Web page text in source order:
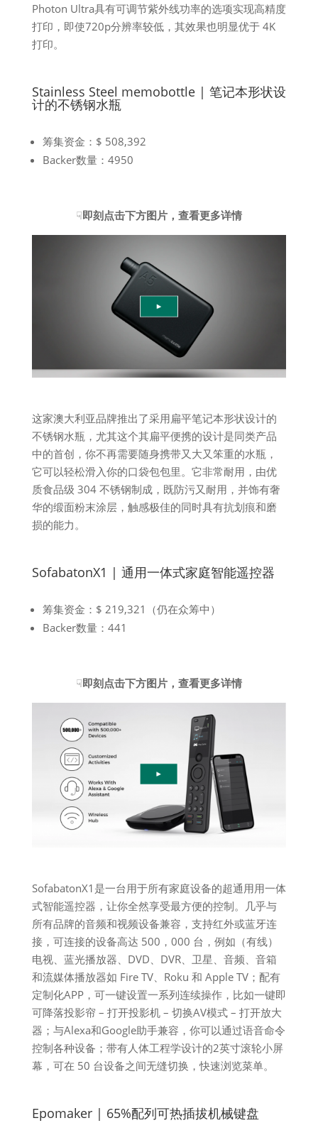
Photon Ultra具有可调节紫外线功率的选项实现高精度
打印，即使720p分辨率较低，其效果也明显优于 4K
打印。
Stainless Steel memobottle | 笔记本形状设
计的不锈钢水瓶
筹集资金：$ 508,392
Backer数量：4950
☟即刻点击下方图片，查看更多详情
这家澳大利亚品牌推出了采用扁平笔记本形状设计的
不锈钢水瓶，尤其这个其扁平便携的设计是同类产品
中的首创，你不再需要随身携带又大又笨重的水瓶，
它可以轻松滑入你的口袋包包里。它非常耐用，由优
质食品级 304 不锈钢制成，既防污又耐用，并饰有奢
华的缎面粉末涂层，触感极佳的同时具有抗划痕和磨
损的能力。
SofabatonX1 | 通用一体式家庭智能遥控器
筹集资金：$ 219,321（仍在众筹中）
Backer数量：441
☟即刻点击下方图片，查看更多详情
SofabatonX1是一台用于所有家庭设备的超通用用一体
式智能遥控器，让你全然享受最方便的控制。几乎与
所有品牌的音频和视频设备兼容，支持红外或蓝牙连
接，可连接的设备高达 500，000 台，例如（有线）
电视、蓝光播放器、DVD、DVR、卫星、音频、音箱
和流媒体播放器如 Fire TV、Roku 和 Apple TV；配有
定制化APP，可一键设置一系列连续操作，比如一键即
可降落投影帘 – 打开投影机 – 切换AV模式 – 打开放大
器；与Alexa和Google助手兼容，你可以通过语音命令
控制各种设备；带有人体工程学设计的2英寸滚轮小屏
幕，可在 50 台设备之间无缝切换，快速浏览菜单。
Epomaker | 65%配列可热插拔机械键盘